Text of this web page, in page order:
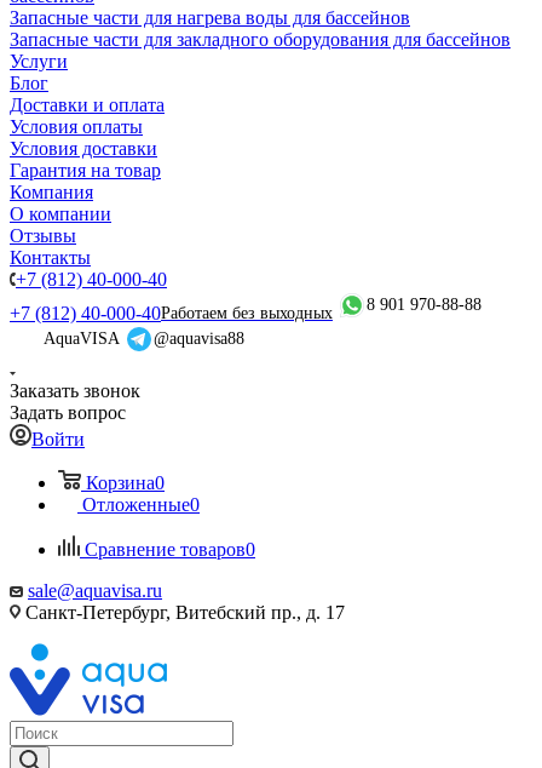
Запасные части для нагрева воды для бассейнов
Запасные части для закладного оборудования для бассейнов
Услуги
Блог
Доставки и оплата
Условия оплаты
Условия доставки
Гарантия на товар
Компания
О компании
Отзывы
Контакты
+7 (812) 40-000-40
+7 (812) 40-000-40Работаем без выходных
8 901 970-88-88
AquaVISA
@aquavisa88
Заказать звонок
Задать вопрос
Войти
Корзина0
Отложенные0
Сравнение товаров0
sale@aquavisa.ru
Санкт-Петербург, Витебский пр., д. 17